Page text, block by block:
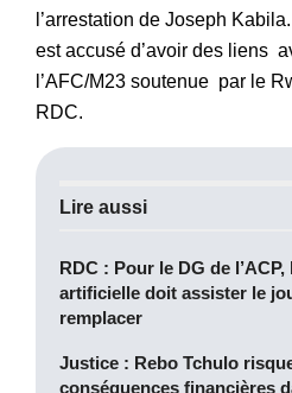
l’arrestation de Joseph
est accusé d’avoir des liens
l’AFC/M23 soutenue par le
RDC.
Lire aussi
RDC : Pour le DG de
artificielle doit assister le
remplacer
Justice : Rebo Tchulo
conséquences financières